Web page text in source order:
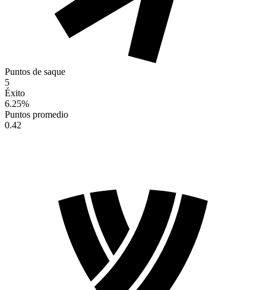
Puntos de saque
5
Éxito
6.25%
Puntos promedio
0.42